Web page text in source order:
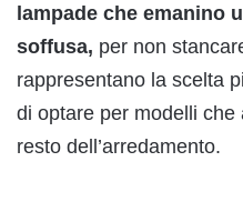
lampade che emanino
soffusa, per non
rappresentano la scelta
di optare per modelli
resto dell’arredamento.